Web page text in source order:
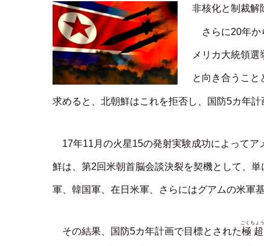
非核化と制裁解
さらに20年
メリカ大統領
と向き合うこと
求めると、北朝鮮はこれを拒否し、国防5カ年計
17年11月の火星15の発射実験成功によって
鮮は、第2回米朝首脳会談決裂を契機として、
軍、韓国軍、在日米軍、さらにはグアムの米軍
その結果、国防5カ年計画で目標とされた極
ごくちょ